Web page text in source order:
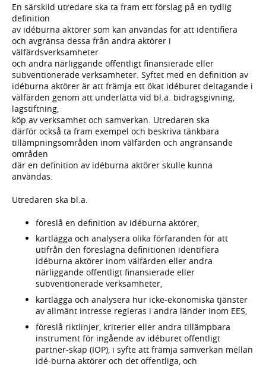
En särskild utredare ska ta fram ett förslag på en tydlig
definition
av idéburna aktörer som kan användas för att identifiera
och avgränsa dessa från andra aktörer i
välfärdsverksamheter
och andra närliggande offentligt finansierade eller
subventionerade verksamheter. Syftet med en definition av
idéburna aktörer är att främja ett ökat idéburet deltagande i
välfärden genom att underlätta vid bl.a. bidragsgivning,
lagstiftning,
köp av verksamhet och samverkan. Utredaren ska
därför också ta fram exempel och beskriva tänkbara
tillämpningsområden inom välfärden och angränsande
områden
där en definition av idéburna aktörer skulle kunna
användas.
Utredaren ska bl.a.
föreslå en definition av idéburna aktörer,
kartlägga och analysera olika förfaranden för att
utifrån den föreslagna definitionen identifiera
idéburna aktörer inom välfärden eller andra
närliggande offentligt finansierade eller
subventionerade verksamheter,
kartlägga och analysera hur icke-ekonomiska tjänster
av allmänt intresse regleras i andra länder inom EES,
föreslå riktlinjer, kriterier eller andra tillämpbara
instrument för ingående av idéburet offentligt
partner-skap (IOP), i syfte att främja samverkan mellan
idé-burna aktörer och det offentliga, och